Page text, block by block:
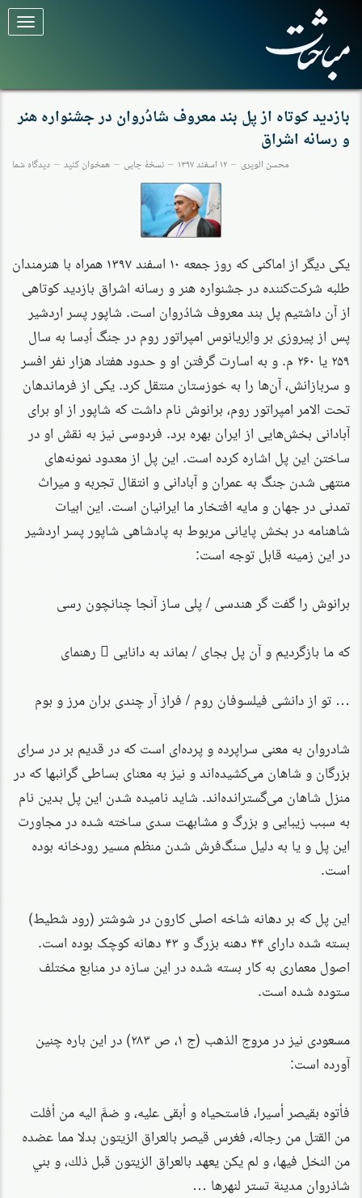
برای
تغییر
کنید
بازدید کوتاه از پل ‌بند معروف شادُروان در جشنواره هنر
و رسانه اشراق
محسن الویری ۱۲ اسفند ۱۳۹۷ نسخهٔ چاپی همخوان کنید دیدگاه شما
یکی دیگر از اماکنی که روز جمعه ۱۰ اسفند ۱۳۹۷ همراه با هنرمندان
طلبه شرکت‌کننده در جشنواره هنر و رسانه اشراق بازدید کوتاهی
از آن داشتیم پل ‌بند معروف شادُروان است. شاپور پسر اردشیر
پس از پیروزی بر والِریانوس امپراتور روم در جنگ اُدِسا به سال
۲۵۹ یا ۲۶۰ م. و به اسارت گرفتن او و حدود هفتاد هزار نفر افسر
و سربازانش، آن‌ها را به خوزستان منتقل کرد. یکی از فرماندهان
تحت الامر امپراتور روم، برانوش نام داشت که شاپور از او برای
آبادانی بخش‌هایی از ایران بهره برد. فردوسی نیز به نقش او در
ساختن این پل اشاره کرده است. این پل از معدود نمونه‌های
منتهی شدن جنگ به عمران و آبادانی و انتقال تجربه‌ و میراث
تمدنی در جهان و مایه افتخار ما ایرانیان است. این ابیات
شاهنامه در بخش پایانی مربوط به پادشاهی شاپور پسر اردشیر
در این زمینه قابل توجه است:
برانوش را گفت گر هندسی / پلی ساز آنجا چنانچون رسی
که ما بازگردیم و آن پل بجای / بماند به دانایی ِ رهنمای
… تو از دانشی فیلسوفان روم / فراز آر چندی بران مرز و بوم
شادروان به معنی سراپرده و پرده‌ای است که در قدیم بر در سرای
بزرگان و شاهان می‌کشیده‌اند و نیز به معنای بساطی گرانبها که در
منزل شاهان می‌گسترانده‌اند. شاید نامیده شدن این پل بدین نام
به سبب زیبایی و بزرگ و مشابهت سدی ساخته شده در مجاورت
این پل و یا به دلیل سنگ‌فرش شدن منظم مسیر رودخانه بوده
است.
این پل که بر دهانه شاخه اصلی کارون در شوشتر (رود شطیط)
بسته شده دارای ۴۴ دهنه بزرگ و ۴۳ دهانه کوچک بوده است.
اصول معماری به کار بسته شده در این سازه در منابع مختلف
ستوده شده است.
مسعودی نیز در مروج الذهب (ج ۱، ص ۲۸۳) در این باره چنین
آورده است:
فأتوه بقيصر أسيرا، فاستحياه و أبقى عليه، و ضمَّ اليه من أفلت
من القتل من رجاله، فغرس قيصر بالعراق الزيتون بدلا مما عضده
من النخل فيها، و لم يكن يعهد بالعراق الزيتون قبل ذلك، و بني
شاذروان مدينة تستر لنهرها …